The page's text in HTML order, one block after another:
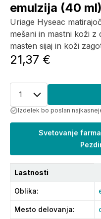
emulzija (40 ml)
Uriage Hyseac
mešani in mastni koži z
masten sijaj in koži
21,37 €
1
Izdelek bo poslan
Svetovanje
Lastnosti
Oblika:
Mesto delovanja: